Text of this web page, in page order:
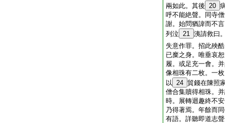
兩如此。其後 20
呼不能絶聲。同寺
謝。始問猶諱而不
列泣 21 洟請救曰
失意作罪。招此殃
已糜之身。唯垂哀
履。或足充一會。
像相珠有二枚。一
以 24 貿錢在陳照
僧合集贖得相珠。
時。展轉迴趣終不
乃得著焉。年餘而
有語。詳聽即道志